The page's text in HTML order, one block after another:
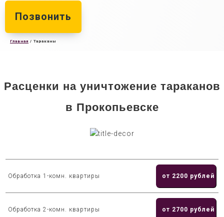
Позвонить
Главная / Тараканы
Расценки на уничтожение тараканов
в Прокопьевске
Обработка 1-комн. квартиры от 2200 рублей
Обработка 2-комн. квартиры от 2700 рублей